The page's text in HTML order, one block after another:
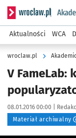
Serwis
Aktualności WCA
wroclaw.pl
V FameLab:
Data publikacji:
08.01.2016 00:00 | Autor:
Materiał archiwalny